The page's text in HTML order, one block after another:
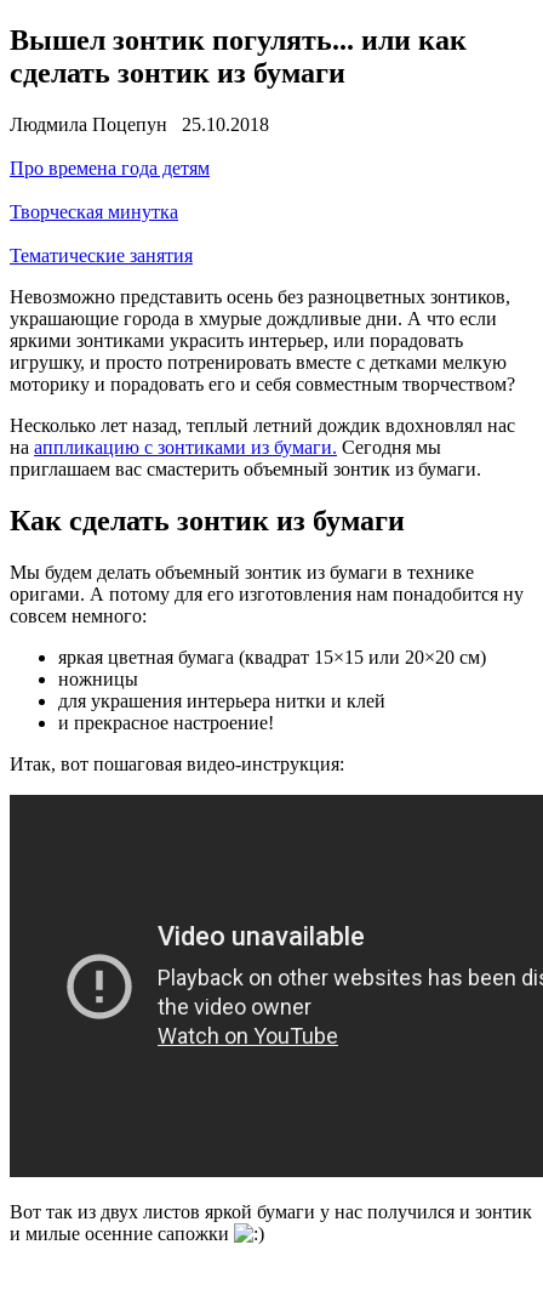
Вышел зонтик погулять... или как
сделать зонтик из бумаги
Людмила Поцепун 25.10.2018
Про времена года детям
Творческая минутка
Тематические занятия
Невозможно представить осень без разноцветных зонтиков,
украшающие города в хмурые дождливые дни. А что если
яркими зонтиками украсить интерьер, или порадовать
игрушку, и просто потренировать вместе с детками мелкую
моторику и порадовать его и себя совместным творчеством?
Несколько лет назад, теплый летний дождик вдохновлял нас
на аппликацию с зонтиками из бумаги. Сегодня мы
приглашаем вас смастерить объемный зонтик из бумаги.
Как сделать зонтик из бумаги
Мы будем делать объемный зонтик из бумаги в технике
оригами. А потому для его изготовления нам понадобится ну
совсем немного:
яркая цветная бумага (квадрат 15×15 или 20×20 см)
ножницы
для украшения интерьера нитки и клей
и прекрасное настроение!
Итак, вот пошаговая видео-инструкция:
Вот так из двух листов яркой бумаги у нас получился и зонтик
и милые осенние сапожки